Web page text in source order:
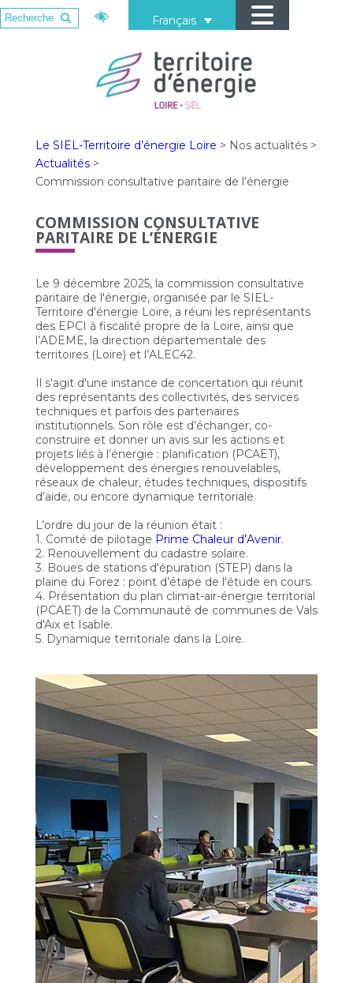
Français
Le SIEL-Territoire d’énergie Loire > Nos actualités>
Actualités >
Commission consultative paritaire de l’énergie
COMMISSION CONSULTATIVE
PARITAIRE DE L’ÉNERGIE
Le 9 décembre 2025, la commission consultative
paritaire de l'énergie, organisée par le SIEL-
Territoire d'énergie Loire, a réuni les représentants
des EPCI à fiscalité propre de la Loire, ainsi que
l’ADEME, la direction départementale des
territoires (Loire) et l’ALEC42.
Il s'agit d'une instance de concertation qui réunit
des représentants des collectivités, des services
techniques et parfois des partenaires
institutionnels. Son rôle est d’échanger, co-
construire et donner un avis sur les actions et
projets liés à l’énergie : planification (PCAET),
développement des énergies renouvelables,
réseaux de chaleur, études techniques, dispositifs
d’aide, ou encore dynamique territoriale.
L’ordre du jour de la réunion était :
1. Comité de pilotage Prime Chaleur d’Avenir.
2. Renouvellement du cadastre solaire.
3. Boues de stations d'épuration (STEP) dans la
plaine du Forez : point d’étape de l'étude en cours.
4. Présentation du plan climat-air-énergie territorial
(PCAET) de la Communauté de communes de Vals
d'Aix et Isable.
5. Dynamique territoriale dans la Loire.